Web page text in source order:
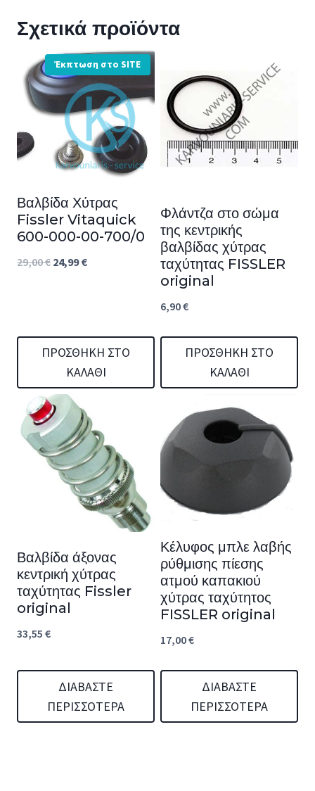
Σχετικά προϊόντα
Έκπτωση στο SITE
Βαλβίδα Χύτρας
Fissler Vitaquick
600-000-00-700/0
29,00€ Original
24,99€Η
24,99 €.
ΠΡΟΣΘΉΚΗ ΣΤΟ
ΚΑΛΆΘΙ
Φλάντζα στο σώμα
της κεντρικής
βαλβίδας χύτρας
ταχύτητας FISSLER
original
6,90€
ΠΡΟΣΘΉΚΗ ΣΤΟ
ΚΑΛΆΘΙ
Βαλβίδα άξονας
κεντρική χύτρας
ταχύτητας Fissler
original
33,55 €
ΔΙΑΒΆΣΤΕ
ΠΕΡΙΣΣΌΤΕΡΑ
Κέλυφος μπλε λαβής
ρύθμισης πίεσης
ατμού καπακιού
χύτρας ταχύτητος
FISSLER original
17,00€
ΔΙΑΒΆΣΤΕ
ΠΕΡΙΣΣΌΤΕΡΑ